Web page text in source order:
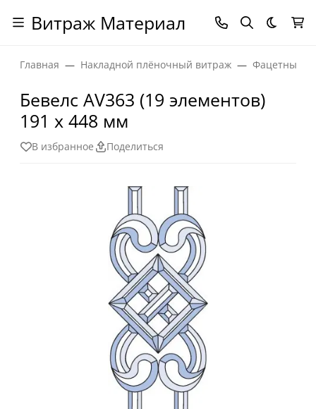
Витраж Материал Темная
Главная Накладной плёночный витраж Фацетные
Бевелс AV363 (19 элементов)
191 х 448 мм
В избранное Поделиться